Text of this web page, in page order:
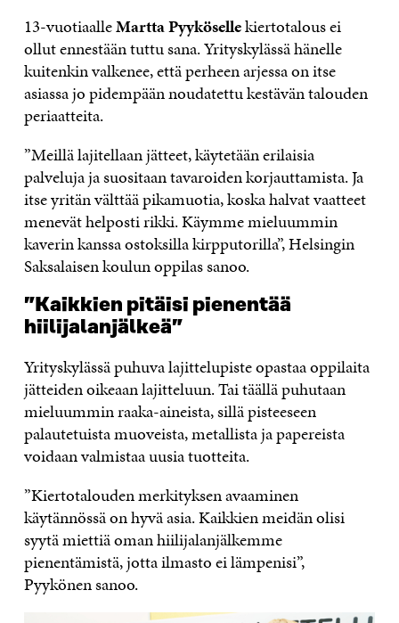
13-vuotiaalleMartta Pyykösellekiertotalous ei
ollut ennestään tuttu sana. Yrityskylässä hänelle
kuitenkin valkenee, että perheen arjessa on itse
asiassa jo pidempään noudatettu kestävän talouden
periaatteita.
”Meillä lajitellaan jätteet, käytetään erilaisia
palveluja ja suositaan tavaroiden korjauttamista. Ja
itse yritän välttää pikamuotia, koska halvat vaatteet
menevät helposti rikki. Käymme mieluummin
kaverin kanssa ostoksilla kirpputorilla”, Helsingin
Saksalaisen koulun oppilas sanoo.
”Kaikkien pitäisi pienentää
hiilijalanjälkeä”
Yrityskylässä puhuva lajittelupiste opastaa oppilaita
jätteiden oikeaan lajitteluun. Tai täällä puhutaan
mieluummin raaka-aineista, sillä pisteeseen
palautetuista muoveista, metallista ja papereista
voidaan valmistaa uusia tuotteita.
”Kiertotalouden merkityksen avaaminen
käytännössä on hyvä asia. Kaikkien meidän olisi
syytä miettiä oman hiilijalanjälkemme
pienentämistä, jotta ilmasto ei lämpenisi”,
Pyykönen sanoo.